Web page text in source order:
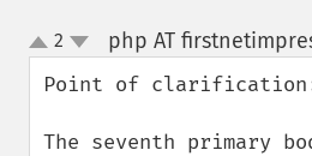
up
down
2 php AT
Point of
The seventh primary